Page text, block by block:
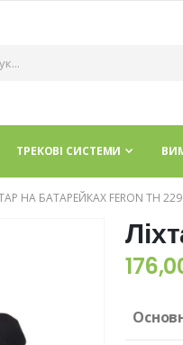
ТРЕКОВІ СИСТЕМИ
НА БАТАРЕЙКАХ FERON TH